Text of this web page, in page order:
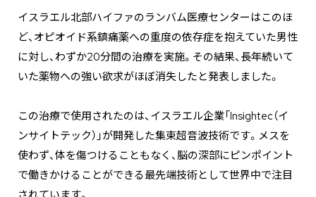
イスラエル北部ハイファのランバム医療センターはこのほ
ど、オピオイド系鎮痛薬への重度の依存症を抱えていた男性
に対し、わずか20分間の治療を実施。その結果、長年続いて
いた薬物への強い欲求がほぼ消失したと発表しました。
この治療で使用されたのは、イスラエル企業「Insightec（イ
ンサイトテック）」が開発した集束超音波技術です。メスを
使わず、体を傷つけることもなく、脳の深部にピンポイント
で働きかけることができる最先端技術として世界中で注目